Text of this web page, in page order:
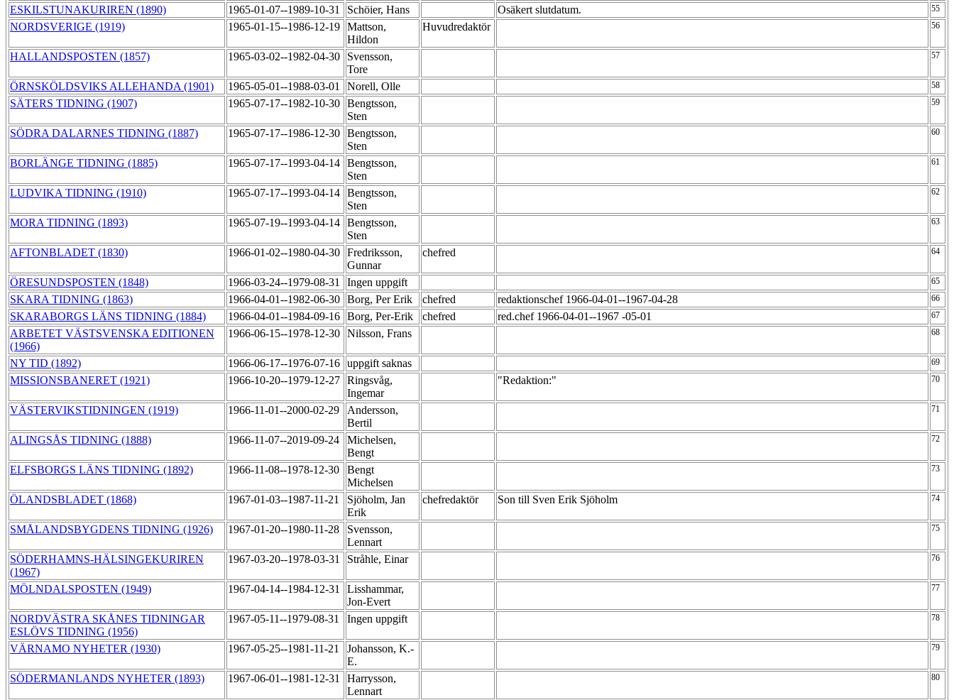
ESKILSTUNAKURIREN (1890) 1965-01-07--1989-10-31 Schöier, Hans Osäkert slutdatum. 55
NORDSVERIGE (1919) 1965-01-15--1986-12-19 Mattson,
Hildon
Huvudredaktör 56
HALLANDSPOSTEN (1857) 1965-03-02--1982-04-30
Svensson,
Tore
57
ÖRNSKÖLDSVIKS ALLEHANDA (1901) 1965-05-01--1988-03-01 Norell, Olle 58
SÄTERS TIDNING (1907) 1965-07-17--1982-10-30 Bengtsson,
Sten
59
SÖDRA DALARNES TIDNING (1887) 1965-07-17--1986-12-30 Bengtsson,
Sten
60
BORLÄNGE TIDNING (1885) 1965-07-17--1993-04-14 Bengtsson,
Sten
61
LUDVIKA TIDNING (1910) 1965-07-17--1993-04-14 Bengtsson,
Sten
62
MORA TIDNING (1893) 1965-07-19--1993-04-14 Bengtsson,
Sten
63
AFTONBLADET (1830) 1966-01-02--1980-04-30 Fredriksson,
Gunnar
chefred 64
ÖRESUNDSPOSTEN (1848) 1966-03-24--1979-08-31 Ingen uppgift 65
SKARA TIDNING (1863) 1966-04-01--1982-06-30 Borg, Per Erik chefred redaktionschef 1966-04-01--1967-04-28 66
SKARABORGS LÄNS TIDNING (1884) 1966-04-01--1984-09-16 Borg, Per-Erik chefred red.chef 1966-04-01--1967 -05-01 67
ARBETET VÄSTSVENSKA EDITIONEN
(1966)
1966-06-15--1978-12-30 Nilsson, Frans 68
NY TID (1892) 1966-06-17--1976-07-16 uppgift saknas 69
MISSIONSBANERET (1921) 1966-10-20--1979-12-27 Ringsvåg,
Ingemar
"Redaktion:" 70
VÄSTERVIKSTIDNINGEN (1919) 1966-11-01--2000-02-29
Andersson,
Bertil
71
ALINGSÅS TIDNING (1888) 1966-11-07--2019-09-24
Michelsen,
Bengt
72
ELFSBORGS LÄNS TIDNING (1892) 1966-11-08--1978-12-30
Bengt
Michelsen
73
ÖLANDSBLADET (1868) 1967-01-03--1987-11-21
Sjöholm, Jan
Erik
chefredaktör Son till Sven Erik Sjöholm 74
SMÅLANDSBYGDENS TIDNING (1926) 1967-01-20--1980-11-28
Svensson,
Lennart
75
SÖDERHAMNS-HÄLSINGEKURIREN
(1967)
1967-03-20--1978-03-31 Stråhle, Einar 76
MÖLNDALSPOSTEN (1949) 1967-04-14--1984-12-31
Lisshammar,
Jon-Evert
77
NORDVÄSTRA SKÅNES TIDNINGAR
ESLÖVS TIDNING (1956)
1967-05-11--1979-08-31 Ingen uppgift 78
VÄRNAMO NYHETER (1930) 1967-05-25--1981-11-21
Johansson, K.-
E.
79
SÖDERMANLANDS NYHETER (1893) 1967-06-01--1981-12-31
Harrysson,
Lennart
80